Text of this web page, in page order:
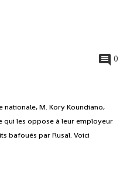
0
nationale, M. Kory Koundiano,
qui les oppose à leur employeur
bafoués par Rusal. Voici